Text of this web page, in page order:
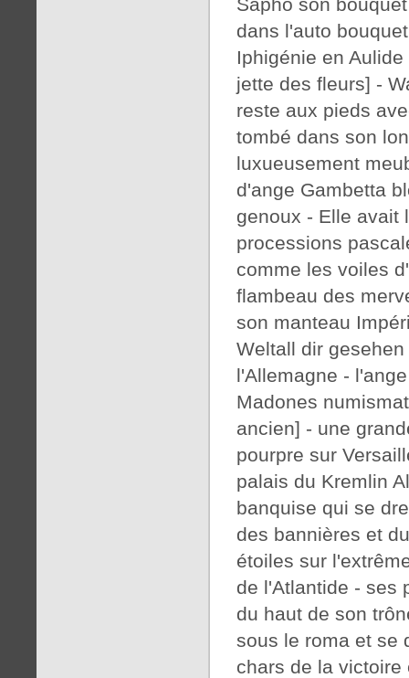
dans l'auto
Iphigénie en
jette des fleurs] -
reste aux pieds
tombé dans son
luxueusement
d'ange Gambetta
genoux - Elle avait
processions
comme les voiles
flambeau des
son manteau
Weltall dir
l'Allemagne -
Madones
ancien] - une
pourpre sur
palais du Kremlin
banquise qui se
des bannières et
étoiles sur
de l'Atlantide - ses
du haut de son
sous le roma et se
chars de la